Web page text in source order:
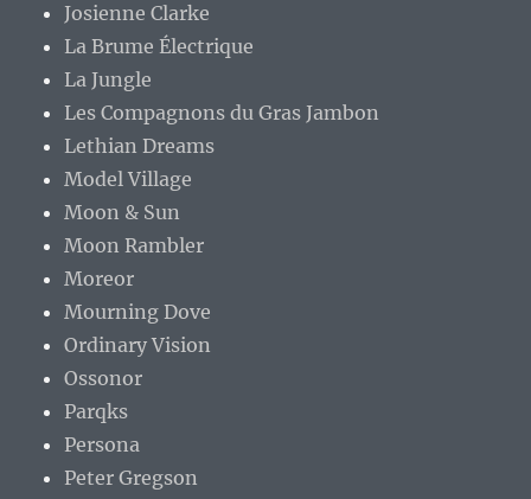
Josienne Clarke
La Brume Électrique
La Jungle
Les Compagnons du Gras Jambon
Lethian Dreams
Model Village
Moon & Sun
Moon Rambler
Moreor
Mourning Dove
Ordinary Vision
Ossonor
Parqks
Persona
Peter Gregson